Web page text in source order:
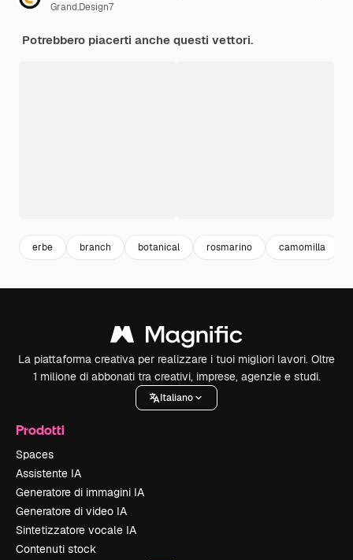
Grand.Design7
Potrebbero piacerti anche questi vettori.
erbe branch botanical rosmarino camomilla
La piattaforma creativa per realizzare i tuoi migliori lavori. Oltre
1 milione di abbonati tra creativi, imprese, agenzie e studi.
Italiano
Prodotti
Spaces
Assistente IA
Generatore di immagini IA
Generatore di video IA
Sintetizzatore vocale IA
Contenuti stock